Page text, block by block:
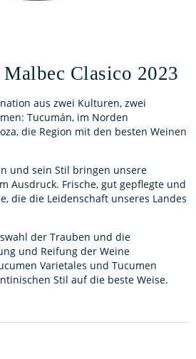
Clasico 2023
aus zwei Kulturen, zwei
Tucumán, im Norden
die Region mit den besten Weinen
und sein Stil bringen unsere
Ausdruck. Frische, gut gepflegte und
die die Leidenschaft unseres Landes
der Trauben und die
und Reifung der Weine
Varietales und Tucumen
Stil auf die beste Weise.